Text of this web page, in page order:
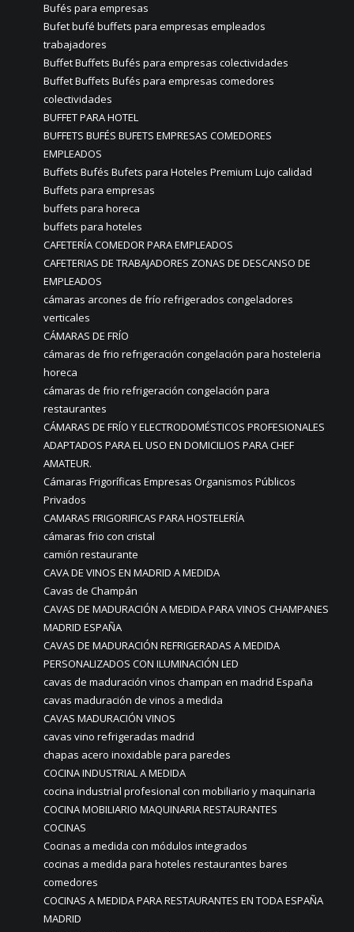
Bufés para empresas
Bufet bufé buffets para empresas empleados
trabajadores
Buffet Buffets Bufés para empresas colectividades
Buffet Buffets Bufés para empresas comedores
colectividades
BUFFET PARA HOTEL
BUFFETS BUFÉS BUFETS EMPRESAS COMEDORES
EMPLEADOS
Buffets Bufés Bufets para Hoteles Premium Lujo calidad
Buffets para empresas
buffets para horeca
buffets para hoteles
CAFETERÍA COMEDOR PARA EMPLEADOS
CAFETERIAS DE TRABAJADORES ZONAS DE DESCANSO DE
EMPLEADOS
cámaras arcones de frío refrigerados congeladores
verticales
CÁMARAS DE FRÍO
cámaras de frio refrigeración congelación para hosteleria
horeca
cámaras de frio refrigeración congelación para
restaurantes
CÁMARAS DE FRÍO Y ELECTRODOMÉSTICOS PROFESIONALES
ADAPTADOS PARA EL USO EN DOMICILIOS PARA CHEF
AMATEUR.
Cámaras Frigoríficas Empresas Organismos Públicos
Privados
CAMARAS FRIGORIFICAS PARA HOSTELERÍA
cámaras frio con cristal
camión restaurante
CAVA DE VINOS EN MADRID A MEDIDA
Cavas de Champán
CAVAS DE MADURACIÓN A MEDIDA PARA VINOS CHAMPANES
MADRID ESPAÑA
CAVAS DE MADURACIÓN REFRIGERADAS A MEDIDA
PERSONALIZADOS CON ILUMINACIÓN LED
cavas de maduración vinos champan en madrid España
cavas maduración de vinos a medida
CAVAS MADURACIÓN VINOS
cavas vino refrigeradas madrid
chapas acero inoxidable para paredes
COCINA INDUSTRIAL A MEDIDA
cocina industrial profesional con mobiliario y maquinaria
COCINA MOBILIARIO MAQUINARIA RESTAURANTES
COCINAS
Cocinas a medida con módulos integrados
cocinas a medida para hoteles restaurantes bares
comedores
COCINAS A MEDIDA PARA RESTAURANTES EN TODA ESPAÑA
MADRID